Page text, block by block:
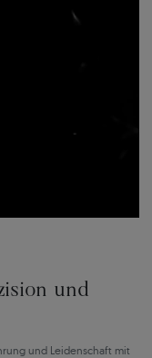
und
und Leidenschaft mit